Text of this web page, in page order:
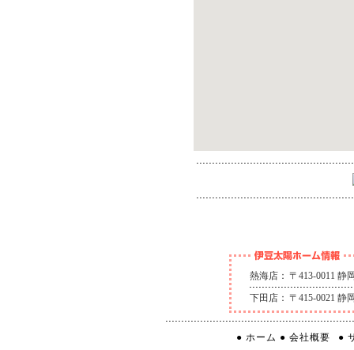
熱海店： 〒413-0011 静
下田店： 〒415-0021 静
● ホーム ● 会社概要 ●